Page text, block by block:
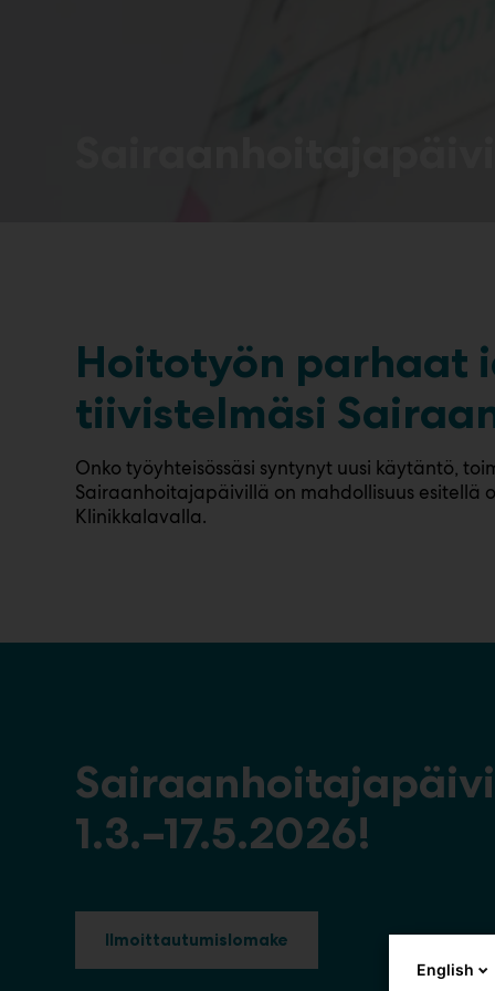
Hoitotyön parhaat
tiivistelmäsi
Onko työyhteisössäsi syntynyt uusi käytäntö,
Sairaanhoitajapäivillä on mahdollisuus
Klinikkalavalla.
1.3.–17.5.2026!
Ilmoittautumislomake
English